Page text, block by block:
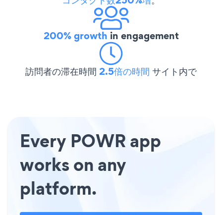
200% growth in engagement
訪問者の滞在時間 2.5倍の時間 サイト内で
Every POWR app
works on any
platform.